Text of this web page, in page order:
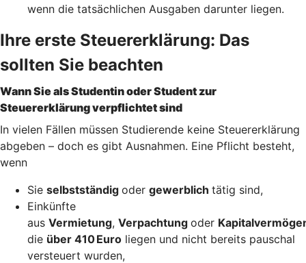
wenn die tatsächlichen Ausgaben darunter liegen.
Ihre erste Steuererklärung: Das
sollten Sie beachten
Wann Sie als Studentin oder Student zur
Steuererklärung verpflichtet sind
In vielen Fällen müssen Studierende keine Steuererklärung
abgeben – doch es gibt Ausnahmen. Eine Pflicht besteht,
wenn
Sie selbstständig oder gewerblich tätig sind,
Einkünfte
aus Vermietung, Verpachtung oder
die über 410 Euro liegen und nicht bereits pauschal
versteuert wurden,